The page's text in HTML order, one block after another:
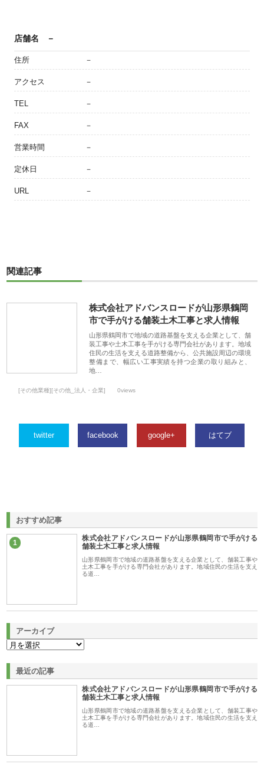
店舗名 －
住所 －
アクセス －
TEL －
FAX －
営業時間 －
定休日 －
URL －
関連記事
株式会社アドバンスロードが山形県鶴岡
市で手がける舗装土木工事と求人情報
山形県鶴岡市で地域の道路基盤を支える企業として、舗
装工事や土木工事を手がける専門会社があります。地域
住民の生活を支える道路整備から、公共施設周辺の環境
整備まで、幅広い工事実績を持つ企業の取り組みと、
地…
[その他業種][その他_法人・企業] 0views
twitter facebook google+ はてブ
おすすめ記事
1
株式会社アドバンスロードが山形県鶴岡市で手がける
舗装土木工事と求人情報
山形県鶴岡市で地域の道路基盤を支える企業として、舗装工事や
土木工事を手がける専門会社があります。地域住民の生活を支え
る道…
アーカイブ
最近の記事
株式会社アドバンスロードが山形県鶴岡市で手がける
舗装土木工事と求人情報
山形県鶴岡市で地域の道路基盤を支える企業として、舗装工事や
土木工事を手がける専門会社があります。地域住民の生活を支え
る道…